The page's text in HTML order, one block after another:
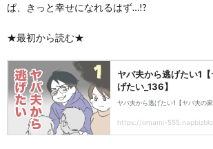
ば、きっと幸せになれるはず…!?
★最初から読む★